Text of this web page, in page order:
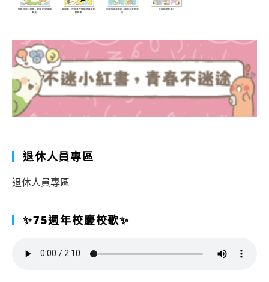
退休人員專區
退休人員專區
✨75週年校慶校歌✨